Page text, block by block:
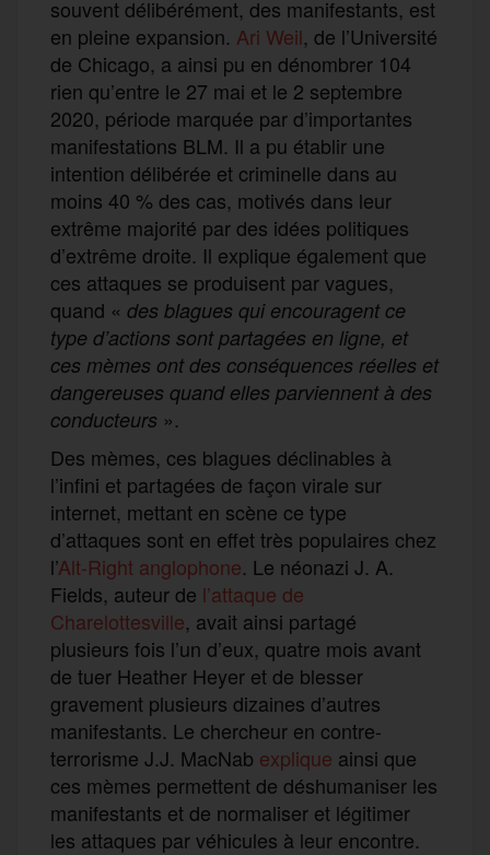
souvent délibérément, des manifestants, est
en pleine expansion. Ari Weil, de l’Université
de Chicago, a ainsi pu en dénombrer 104
rien qu’entre le 27 mai et le 2 septembre
2020, période marquée par d’importantes
manifestations BLM. Il a pu établir une
intention délibérée et criminelle dans au
moins 40 % des cas, motivés dans leur
extrême majorité par des idées politiques
d’extrême droite. Il explique également que
ces attaques se produisent par vagues,
quand « des blagues qui encouragent ce
type d’actions sont partagées en ligne, et
ces mèmes ont des conséquences réelles et
dangereuses quand elles parviennent à des
conducteurs ».
Des mèmes, ces blagues déclinables à
l’infini et partagées de façon virale sur
internet, mettant en scène ce type
d’attaques sont en effet très populaires chez
l’Alt-Right anglophone. Le néonazi J. A.
Fields, auteur de l’attaque de
Charelottesville, avait ainsi partagé
plusieurs fois l’un d’eux, quatre mois avant
de tuer Heather Heyer et de blesser
gravement plusieurs dizaines d’autres
manifestants. Le chercheur en contre-
terrorisme J.J. MacNab explique ainsi que
ces mèmes permettent de déshumaniser les
manifestants et de normaliser et légitimer
les attaques par véhicules à leur encontre.